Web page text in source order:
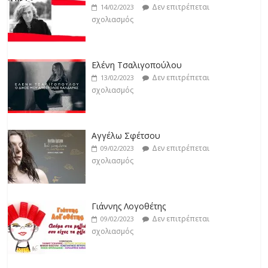
σχολιασμός
19/02/2023
Δεν επιτρέπεται
σχολιασμός
14/02/2023
Δεν επιτρέπεται
σχολιασμός
Ελένη Τσαλιγοπούλου
13/02/2023
Δεν επιτρέπεται
σχολιασμός
Αγγέλω Σφέτσου
09/02/2023
Δεν επιτρέπεται
σχολιασμός
Γιάννης Λογοθέτης
09/02/2023
Δεν επιτρέπεται
σχολιασμός